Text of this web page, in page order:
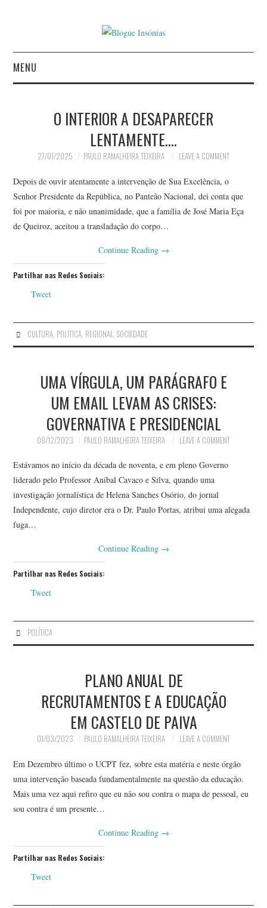
MENU
AUTORES
CONTACTO
POLÍTICA DE
PRIVACIDADE
O INTERIOR A DESAPARECER
LENTAMENTE….
27/01/2025 PAULO RAMALHEIRA TEIXEIRA LEAVE A COMMENT
Depois de ouvir atentamente a intervenção de Sua Excelência, o
Senhor Presidente da República, no Panteão Nacional, dei conta que
foi por maioria, e não unanimidade, que a família de José Maria Eça
de Queiroz, aceitou a transladação do corpo…
Continue Reading →
Partilhar nas Redes Sociais:
Tweet
CULTURA, POLÍTICA, REGIONAL, SOCIEDADE
UMA VÍRGULA, UM PARÁGRAFO E
UM EMAIL LEVAM AS CRISES:
GOVERNATIVA E PRESIDENCIAL
08/12/2023 PAULO RAMALHEIRA TEIXEIRA LEAVE A COMMENT
Estávamos no início da década de noventa, e em pleno Governo
liderado pelo Professor Aníbal Cavaco e Silva, quando uma
investigação jornalística de Helena Sanches Osório, do jornal
Independente, cujo diretor era o Dr. Paulo Portas, atribui uma alegada
fuga…
Continue Reading →
Partilhar nas Redes Sociais:
Tweet
POLÍTICA
PLANO ANUAL DE
RECRUTAMENTOS E A EDUCAÇÃO
EM CASTELO DE PAIVA
01/03/2023 PAULO RAMALHEIRA TEIXEIRA LEAVE A COMMENT
Em Dezembro último o UCPT fez, sobre esta matéria e neste órgão
uma intervenção baseada fundamentalmente na questão da educação.
Mais uma vez aqui refiro que eu não sou contra o mapa de pessoal, eu
sou contra é um presente…
Continue Reading →
Partilhar nas Redes Sociais:
Tweet